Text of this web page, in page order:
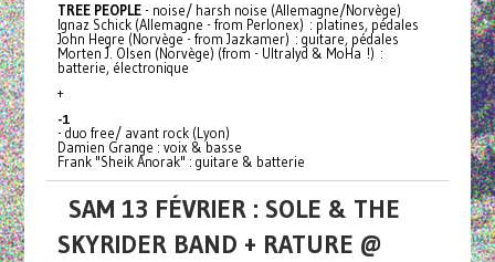
TREE PEOPLE- noise/ harsh noise (Allemagne/Norvège)
Ignaz Schick (Allemagne - from Perlonex) : platines, pédales
John Hegre (Norvège - from Jazkamer) : guitare, pédales
Morten J. Olsen (Norvège) (from - Ultralyd & MoHa !) :
batterie, électronique
+
-1
- duo free/ avant rock (Lyon)
Damien Grange : voix & basse
Frank "Sheik Anorak" : guitare & batterie
SAM 13 FÉVRIER : SOLE & THE
SKYRIDER BAND + RATURE @